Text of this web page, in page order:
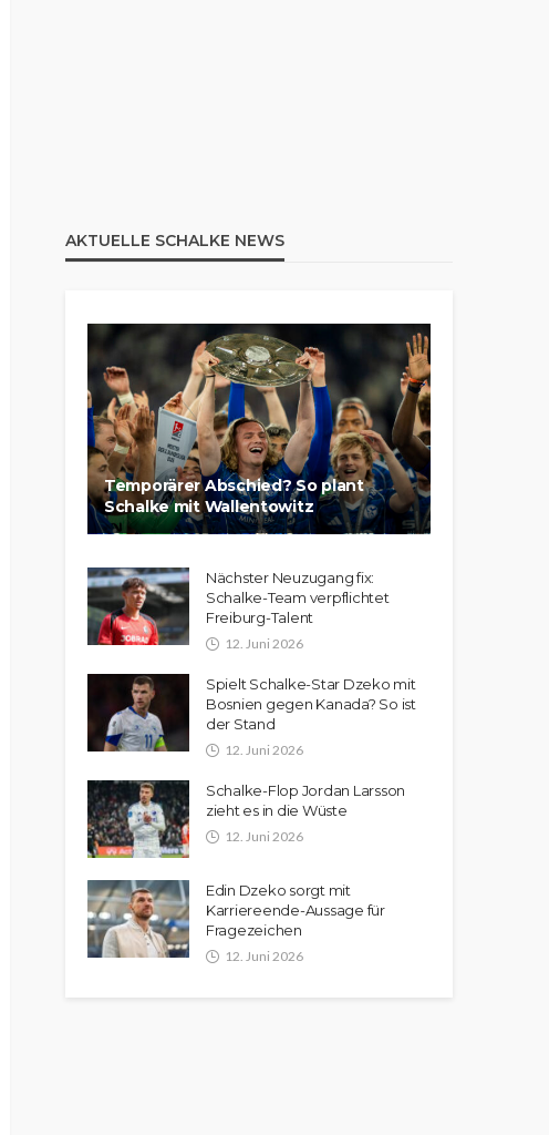
AKTUELLE SCHALKE NEWS
Temporärer Abschied? So plant
Schalke mit Wallentowitz
Nächster Neuzugang fix:
Schalke-Team verpflichtet
Freiburg-Talent
12. Juni 2026
Spielt Schalke-Star Dzeko mit
Bosnien gegen Kanada? So ist
der Stand
12. Juni 2026
Schalke-Flop Jordan Larsson
zieht es in die Wüste
12. Juni 2026
Edin Dzeko sorgt mit
Karriereende-Aussage für
Fragezeichen
12. Juni 2026